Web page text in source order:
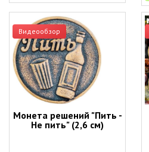
Видеообзор
Монета решений "Пить -
Не пить" (2,6 см)